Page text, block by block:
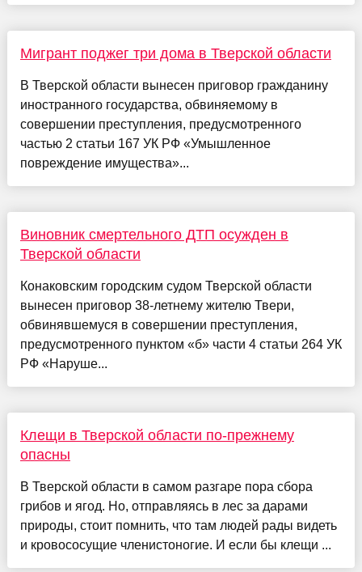
Мигрант поджег три дома в Тверской области
В Тверской области вынесен приговор гражданину
иностранного государства, обвиняемому в
совершении преступления, предусмотренного
частью 2 статьи 167 УК РФ «Умышленное
повреждение имущества»...
Виновник смертельного ДТП осужден в
Тверской области
Конаковским городским судом Тверской области
вынесен приговор 38-летнему жителю Твери,
обвинявшемуся в совершении преступления,
предусмотренного пунктом «б» части 4 статьи 264 УК
РФ «Наруше...
Клещи в Тверской области по-прежнему
опасны
В Тверской области в самом разгаре пора сбора
грибов и ягод. Но, отправляясь в лес за дарами
природы, стоит помнить, что там людей рады видеть
и кровососущие членистоногие. И если бы клещи ...